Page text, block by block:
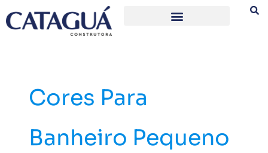
para
Cores Para
Banheiro Pequeno